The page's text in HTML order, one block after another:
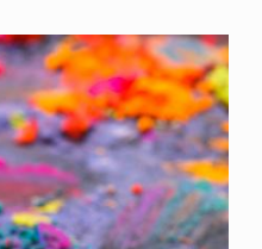
TEAM
AUTORI CURATORI FOTOGRAFI
EXTRA
PROCEEDINGS PUBBLICITÀ CONTATTI